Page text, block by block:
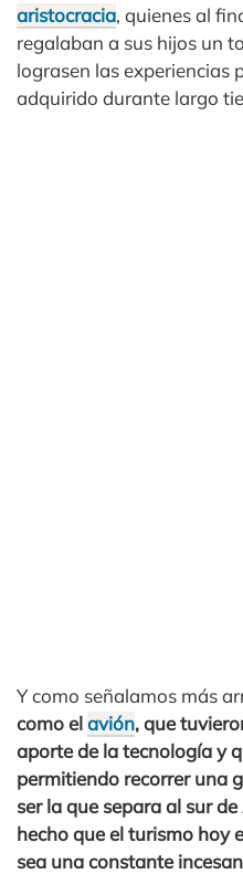
aristocracia, quienes al
regalaban a sus hijos un
lograsen las experiencias
adquirido durante largo
Y como señalamos más
como elavión, que
aporte de la tecnología y
permitiendo recorrer una
ser la que separa al sur
hecho que el turismo hoy
sea una constante